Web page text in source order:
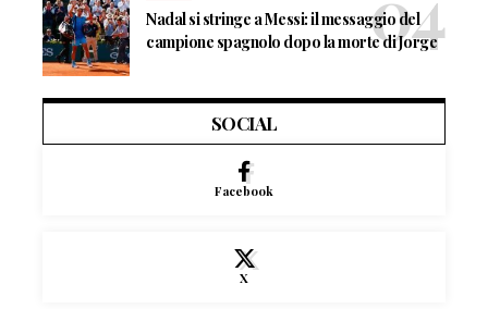
Nadal si stringe a Messi: il messaggio del
campione spagnolo dopo la morte di Jorge
SOCIAL
Facebook
X